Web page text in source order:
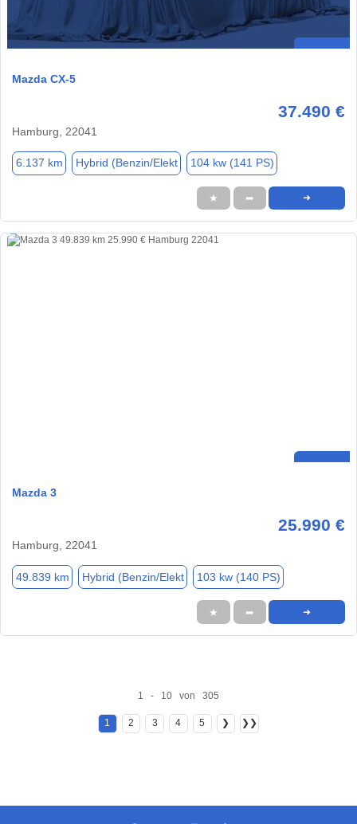
Mazda CX-5
37.490 €
Hamburg, 22041
6.137 km Hybrid (Benzin/Elekt 104 kw (141 PS)
★ ➦ ➜
Mazda 3
25.990 €
Hamburg, 22041
49.839 km Hybrid (Benzin/Elekt 103 kw (140 PS)
★ ➦ ➜
1 - 10 von 305
1 2 3 4 5 ❯ ❯❯